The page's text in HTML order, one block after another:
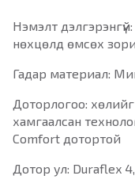
Нэмэлт
нөхцөлд өмсөх
Гадар материал:
Доторлогоо:
хамгаалсан
Comfort дотортой
Дотор ул: Duraflex